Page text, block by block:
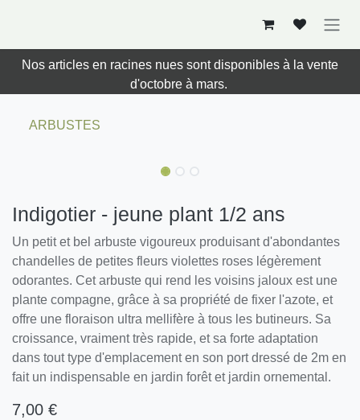
Nos articles en racines nues sont disponibles à la vente
d'octobre à mars.
ARBUSTES
Indigotier - jeune plant 1/2 ans
Un petit et bel arbuste vigoureux produisant d'abondantes
chandelles de petites fleurs violettes roses légèrement
odorantes. Cet arbuste qui rend les voisins jaloux est une
plante compagne, grâce à sa propriété de fixer l'azote, et
offre une floraison ultra mellifère à tous les butineurs. Sa
croissance, vraiment très rapide, et sa forte adaptation
dans tout type d'emplacement en son port dressé de 2m en
fait un indispensable en jardin forêt et jardin ornemental.
7,00€